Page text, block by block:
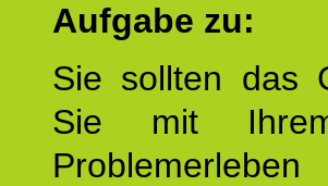
Aufgabe zu:
Sie sollten das
Sie mit